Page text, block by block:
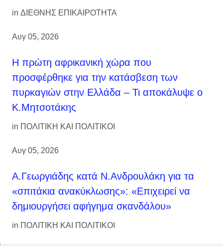
in ΔΙΕΘΝΗΣ ΕΠΙΚΑΙΡΟΤΗΤΑ
Αυγ 05, 2026
Η πρώτη αφρικανική χώρα που
προσφέρθηκε για την κατάσβεση των
πυρκαγιών στην Ελλάδα – Τι αποκάλυψε ο
Κ.Μητσοτάκης
in ΠΟΛΙΤΙΚΗ ΚΑΙ ΠΟΛΙΤΙΚΟΙ
Αυγ 05, 2026
Α.Γεωργιάδης κατά Ν.Ανδρουλάκη για τα
«σπιτάκια ανακύκλωσης»: «Επιχειρεί να
δημιουργήσει αφήγημα σκανδάλου»
in ΠΟΛΙΤΙΚΗ ΚΑΙ ΠΟΛΙΤΙΚΟΙ